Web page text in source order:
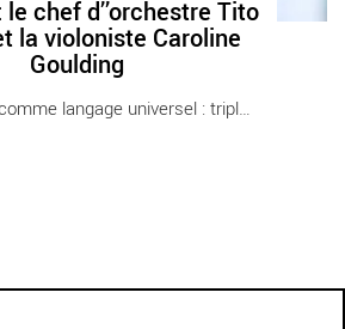
chef d’’orchestre Tito
la violoniste Caroline
Goulding
La musique comme langage universel : triple [...]